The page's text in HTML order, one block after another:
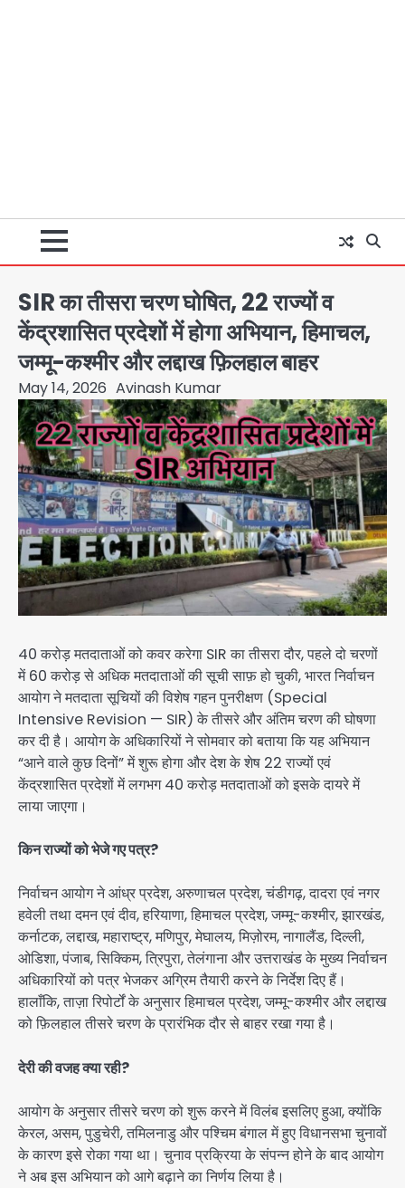
SIR का तीसरा चरण घोषित, 22 राज्यों व
केंद्रशासित प्रदेशों में होगा अभियान, हिमाचल,
जम्मू-कश्मीर और लद्दाख फ़िलहाल बाहर
May 14, 2026 Avinash Kumar
40 करोड़ मतदाताओं को कवर करेगा SIR का तीसरा दौर, पहले दो चरणों
में 60 करोड़ से अधिक मतदाताओं की सूची साफ़ हो चुकी, भारत निर्वाचन
आयोग ने मतदाता सूचियों की विशेष गहन पुनरीक्षण (Special
Intensive Revision — SIR) के तीसरे और अंतिम चरण की घोषणा
कर दी है। आयोग के अधिकारियों ने सोमवार को बताया कि यह अभियान
“आने वाले कुछ दिनों” में शुरू होगा और देश के शेष 22 राज्यों एवं
केंद्रशासित प्रदेशों में लगभग 40 करोड़ मतदाताओं को इसके दायरे में
लाया जाएगा।
किन राज्यों को भेजे गए पत्र?
निर्वाचन आयोग ने आंध्र प्रदेश, अरुणाचल प्रदेश, चंडीगढ़, दादरा एवं नगर
हवेली तथा दमन एवं दीव, हरियाणा, हिमाचल प्रदेश, जम्मू-कश्मीर, झारखंड,
कर्नाटक, लद्दाख, महाराष्ट्र, मणिपुर, मेघालय, मिज़ोरम, नागालैंड, दिल्ली,
ओडिशा, पंजाब, सिक्किम, त्रिपुरा, तेलंगाना और उत्तराखंड के मुख्य निर्वाचन
अधिकारियों को पत्र भेजकर अग्रिम तैयारी करने के निर्देश दिए हैं।
हालाँकि, ताज़ा रिपोर्टों के अनुसार हिमाचल प्रदेश, जम्मू-कश्मीर और लद्दाख
को फ़िलहाल तीसरे चरण के प्रारंभिक दौर से बाहर रखा गया है।
देरी की वजह क्या रही?
आयोग के अनुसार तीसरे चरण को शुरू करने में विलंब इसलिए हुआ, क्योंकि
केरल, असम, पुडुचेरी, तमिलनाडु और पश्चिम बंगाल में हुए विधानसभा चुनावों
के कारण इसे रोका गया था। चुनाव प्रक्रिया के संपन्न होने के बाद आयोग
ने अब इस अभियान को आगे बढ़ाने का निर्णय लिया है।